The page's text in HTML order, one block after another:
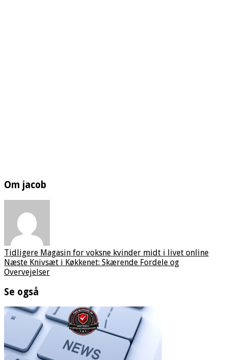
Om jacob
Tidligere Magasin for voksne kvinder midt i livet online
Næste Knivsæt i Køkkenet: Skærende Fordele og
Overvejelser
Se også